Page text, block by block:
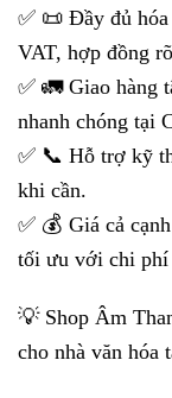
✅ 📜 Đầy đủ
VAT, hợp đồng
✅ 🚛 Giao hàng
nhanh chóng tại
✅ 📞 Hỗ trợ kỹ
khi cần.
✅ 💰 Giá cả
tối ưu với chi
💡 Shop Âm
cho nhà văn hóa